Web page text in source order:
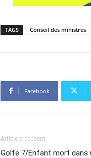
TAGS Conseil des ministres
Facebook
Article précédent
Golfe 7/Enfant mort dans